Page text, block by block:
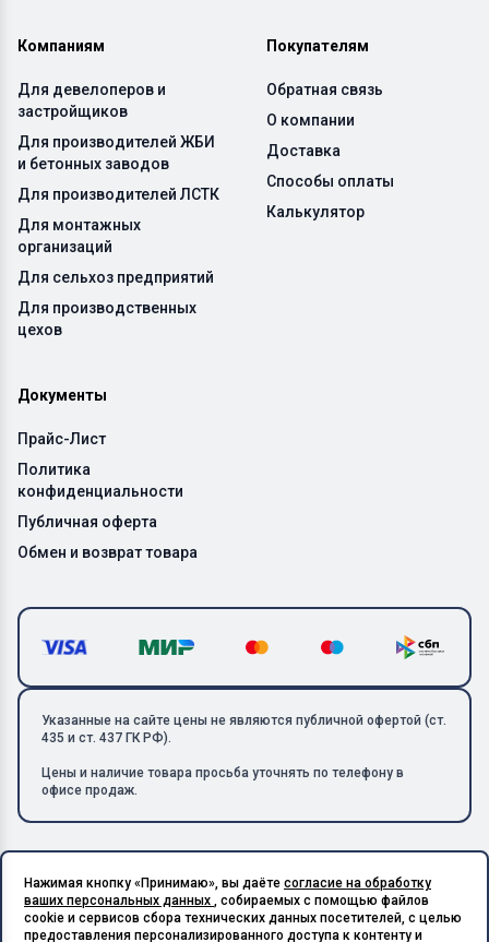
Компаниям
Для девелоперов и
застройщиков
Для производителей ЖБИ
и бетонных заводов
Для производителей ЛСТК
Для монтажных
организаций
Для сельхоз предприятий
Для производственных
цехов
Покупателям
Обратная связь
О компании
Доставка
Способы оплаты
Калькулятор
Документы
Прайс-Лист
Политика
конфиденциальности
Публичная оферта
Обмен и возврат товара
Указанные на сайте цены не являются публичной офертой (ст.
435 и ст. 437 ГК РФ).
Цены и наличие товара просьба уточнять по телефону в
офисе продаж.
Copyright © 2026 ООО «Металлолом-1». Все права защищены.
ИНН: 5003129594 | КПП: 500301001 | ОГРН: 1185027017240
Подпишитесь на Telegram,
Нажимая кнопку «Принимаю», вы даёте согласие на обработку
ваших персональных данных , собираемых с помощью файлов
cookie и сервисов сбора технических данных посетителей, с целью
предоставления персонализированного доступа к контенту и